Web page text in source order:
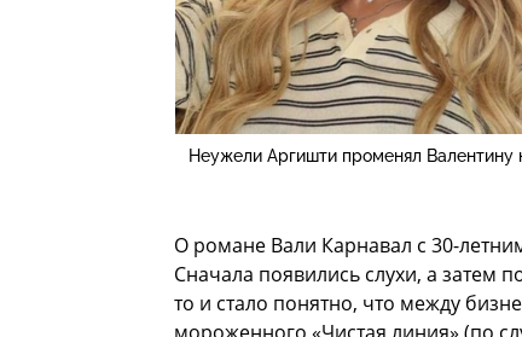
Неужели Аргишти променял Валентину
О романе Вали Карнавал с 30-
Сначала появились слухи, а затем
то и стало понятно, что между